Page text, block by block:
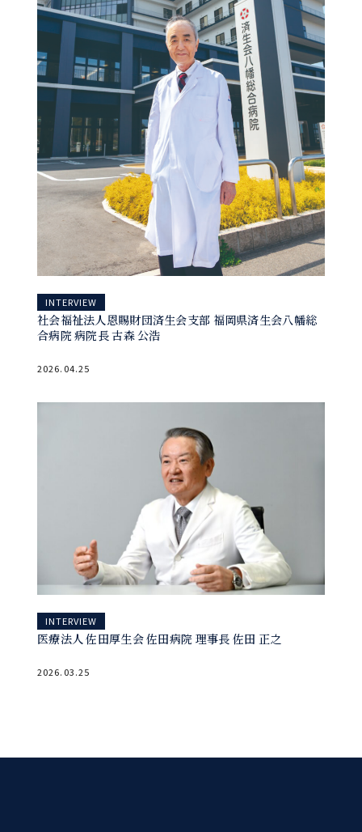
INTERVIEW
社会福祉法人恩賜財団済生会支部 福岡県済生会八幡総
合病院 病院長 古森 公浩
2026.04.25
INTERVIEW
医療法人 佐田厚生会 佐田病院 理事長 佐田 正之
2026.03.25